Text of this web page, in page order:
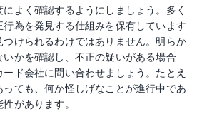
よく確認するようにしましょう。多く
為を発見する仕組みを保有しています
けられるわけではありません。明らか
かを確認し、不正の疑いがある場合
ド会社に問い合わせましょう。たとえ
ても、何か怪しげなことが進行中であ
があります。